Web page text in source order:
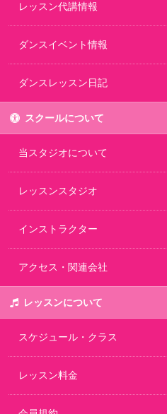
レッスン代講情報
ダンスイベント情報
ダンスレッスン日記
スクールについて
当スタジオについて
レッスンスタジオ
インストラクター
アクセス・関連会社
レッスンについて
スケジュール・クラス
レッスン料金